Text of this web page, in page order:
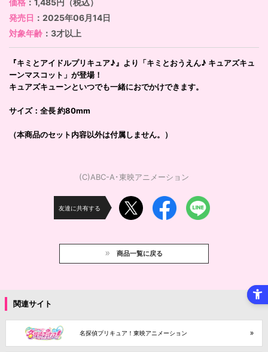
発売日 ：2025年06月14日
対象年齢 ：3才以上
『キミとアイドルプリキュア♪』より「キミとおうえん♪ キュアズキュ
ーンマスコット」が登場！
キュアズキューンといつでも一緒におでかけできます。
サイズ：全長 約80mm
（本商品のセット内容以外は付属しません。）
(C)ABC-A･東映アニメーション
友達に共有する
商品一覧に戻る
関連サイト
名探偵プリキュア！東映アニメーション